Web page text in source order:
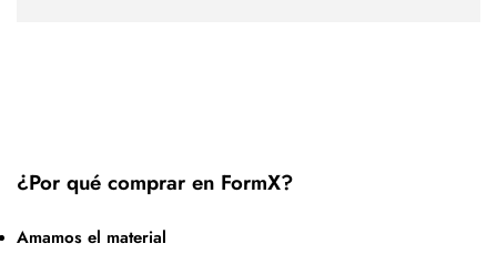
¿Por qué comprar en FormX?
Amamos el material